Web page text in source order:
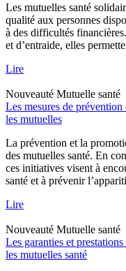
Les mutuelles santé
qualité aux personnes
à des difficultés
et d’entraide, elles
Lire
Nouveauté Mutuelle santé
Les mesures de
les mutuelles
La prévention et la
des mutuelles santé. En
ces initiatives visent à
santé et à prévenir
Lire
Nouveauté Mutuelle santé
Les garanties et
les mutuelles santé